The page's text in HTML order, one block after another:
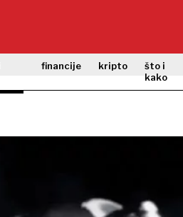
financije kripto
što i
kako